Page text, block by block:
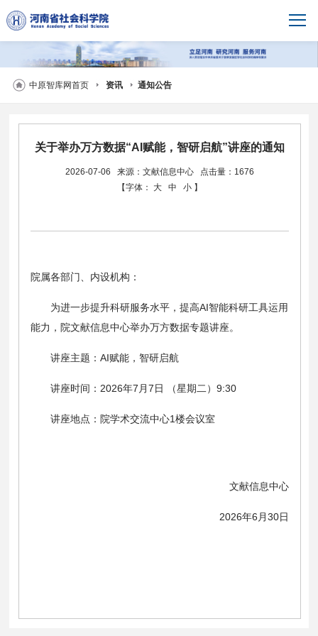
中原智库网首页 资讯 通知公告
关于举办万方数据“AI赋能，智研启航”讲座的通知
2026-07-06 来源：文献信息中心
点击量：1676
【字体：
大 中 小 】
院属各部门、内设机构：
为进一步提升科研服务水平，提高AI智能科研工具运用
能力，院文献信息中心举办万方数据专题讲座。
讲座主题：AI赋能，智研启航
讲座时间：2026年7月7日 （星期二）9:30
讲座地点：院学术交流中心1楼会议室
文献信息中心
2026年6月30日